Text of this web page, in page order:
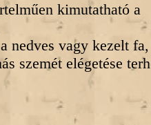
kimutatható a
nedves vagy kezelt fa,
szemét elégetése